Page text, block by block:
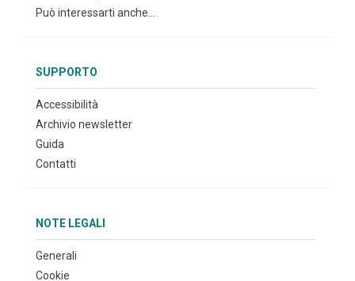
Può interessarti anche...
SUPPORTO
Accessibilità
Archivio newsletter
Guida
Contatti
NOTE LEGALI
Generali
Cookie